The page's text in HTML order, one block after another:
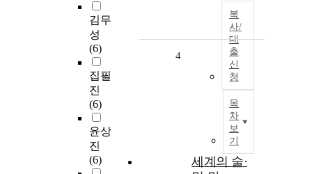
김무
성
(6)
집필
진
(6)
윤상
진
(6)
복
사/
대
출
신
청
목
차
보
기
4
세계의 술·